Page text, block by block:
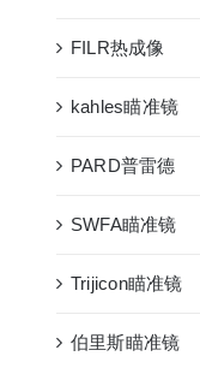
FILR热成像
kahles瞄准镜
PARD普雷德
SWFA瞄准镜
Trijicon瞄准镜
伯里斯瞄准镜